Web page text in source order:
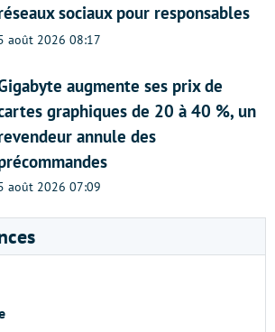
sociaux pour responsables
août 2026 08:17
augmente ses prix de
graphiques de 20 à 40 %, un
annule des
août 2026 07:09